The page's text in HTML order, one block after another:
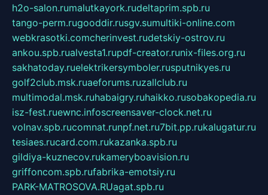
h2o-salon.rumalutkayork.rudeltaprim.spb.ru
tango-perm.rugooddir.rusgv.sumultiki-online.com
webkrasotki.comcherinvest.rudetskiy-ostrov.ru
ankou.spb.rualvesta1.rupdf-creator.runix-files.org.ru
sakhatoday.ruelektrikersymboler.rusputnikyes.ru
golf2club.msk.ruaeforums.ruzallclub.ru
multimodal.msk.ruhabaigry.ruhaikko.rusobakopedia.ru
isz-fest.ruewnc.infoscreensaver-clock.net.ru
volnav.spb.rucomnat.runpf.net.ru7bit.pp.rukalugatur.ru
tesiaes.rucard.com.rukazanka.spb.ru
gildiya-kuznecov.rukameryboavision.ru
griffoncom.spb.rufabrika-emotsiy.ru
PARK-MATROSOVA.RUagat.spb.ru